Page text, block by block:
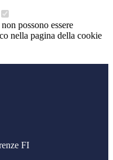
possono essere
nella pagina della cookie
FI